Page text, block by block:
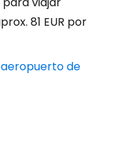
81 EUR por
de